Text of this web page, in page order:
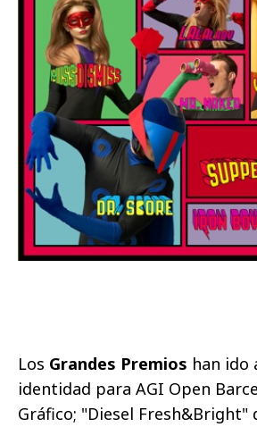
Los Grandes Premios han ido
identidad para AGI Open
Gráfico; "Diesel Fresh&Bright"